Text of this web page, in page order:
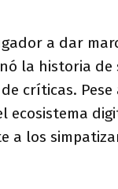
a dar
la historia de
críticas. Pese
ecosistema
a los